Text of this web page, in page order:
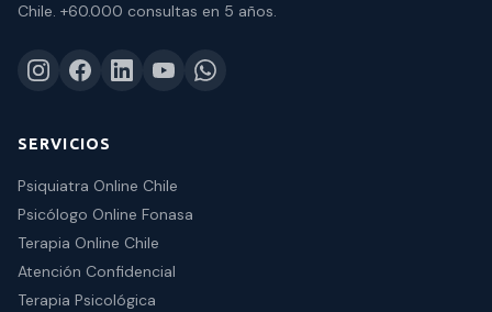
Chile. +60.000 consultas en 5 años.
SERVICIOS
Psiquiatra Online Chile
Psicólogo Online Fonasa
Terapia Online Chile
Atención Confidencial
Terapia Psicológica